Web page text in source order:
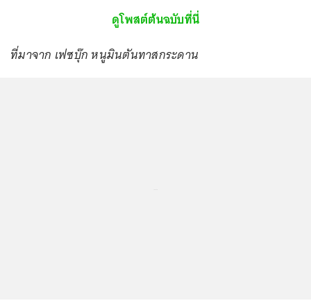
ดูโพสต์ต้นฉบับที่นี่
ที่มาจาก เฟซบุ๊ก หนูมินตันทาสกระดาน